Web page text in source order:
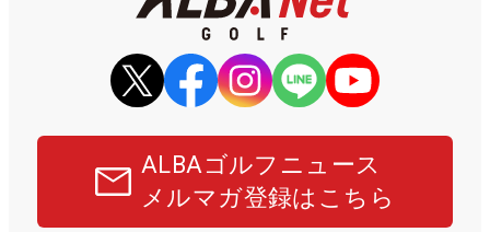
ALBAゴルフニュース
メルマガ登録はこちら